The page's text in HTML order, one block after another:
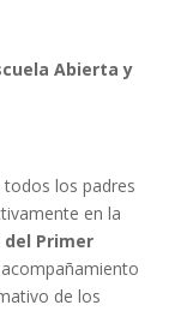
Abierta y
todos los padres
en la
Primer
de los